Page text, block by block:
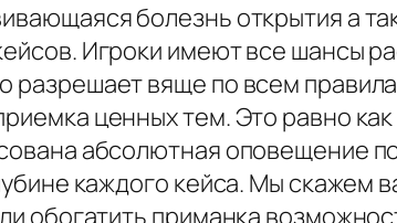
болезнь открытия а
Игроки имеют все шансы
вяще по всем
ценных тем. Это равно
абсолютная оповещение
каждого кейса. Мы скажем